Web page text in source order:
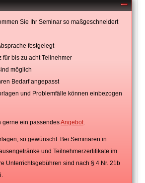
Sie Ihr Seminar so maßgeschneidert
festgelegt
für bis zu acht Teilnehmer
möglich
Bedarf angepasst
und Problemfälle können einbezogen
gerne ein passendesAngebot.
so gewünscht. Bei Seminaren in
und Teilnehmerzertifikate im
Unterrichtsgebühren sind nach § 4 Nr. 21b